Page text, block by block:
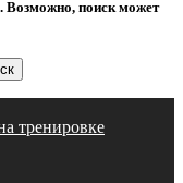
Возможно, поиск может
тренировке